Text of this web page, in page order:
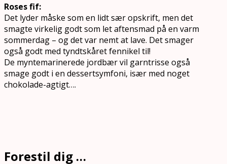
Roses fif:
Det lyder måske som en lidt sær opskrift, men det
smagte virkelig godt som let aftensmad på en varm
sommerdag – og det var nemt at lave. Det smager
også godt med tyndtskåret fennikel til!
De myntemarinerede jordbær vil garntrisse også
smage godt i en dessertsymfoni, især med noget
chokolade-agtigt….
Forestil dig …